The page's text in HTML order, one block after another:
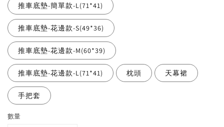
推車底墊-簡單款-L(71*41)
推車底墊-花邊款-S(49*36)
推車底墊-花邊款-M(60*39)
推車底墊-花邊款-L(71*41) 枕頭 天幕裙
手把套
數量